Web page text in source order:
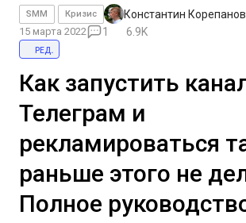
SMM Кризис Константин Корепанов
15 марта 2022 1
6.9K
ред.
Как запустить
Телеграм и
рекламироваться
раньше этого не
Полное